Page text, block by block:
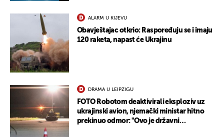
ALARM U KIJEVU
Obavještajac otkrio: Raspoređuju se i imaju
120 raketa, napast će Ukrajinu
DRAMA U LEIPZIGU
FOTO Robotom deaktivirali eksploziv uz
ukrajinski avion, njemački ministar hitno
prekinuo odmor: "Ovo je državni